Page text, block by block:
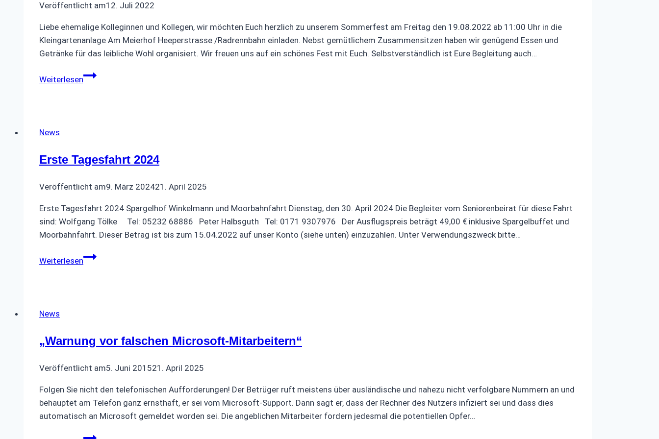
Veröffentlicht am12. Juli 2022
Liebe ehemalige Kolleginnen und Kollegen, wir möchten Euch herzlich zu unserem Sommerfest am Freitag den 19.08.2022 ab 11:00 Uhr in die
Kleingartenanlage Am Meierhof Heeperstrasse /Radrennbahn einladen. Nebst gemütlichem Zusammensitzen haben wir genügend Essen und
Getränke für das leibliche Wohl organisiert. Wir freuen uns auf ein schönes Fest mit Euch. Selbstverständlich ist Eure Begleitung auch…
WeiterlesenSommerfest
News
Erste Tagesfahrt 2024
Veröffentlicht am9. März 202421. April 2025
Erste Tagesfahrt 2024 Spargelhof Winkelmann und Moorbahnfahrt Dienstag, den 30. April 2024 Die Begleiter vom Seniorenbeirat für diese Fahrt
sind: Wolfgang Tölke Tel: 05232 68886 Peter Halbsguth Tel: 0171 9307976 Der Ausflugspreis beträgt 49,00 € inklusive Spargelbuffet und
Moorbahnfahrt. Dieser Betrag ist bis zum 15.04.2022 auf unser Konto (siehe unten) einzuzahlen. Unter Verwendungszweck bitte…
WeiterlesenErste
News
„Warnung vor falschen Microsoft-Mitarbeitern“
Veröffentlicht am5. Juni 201521. April 2025
Folgen Sie nicht den telefonischen Aufforderungen! Der Betrüger ruft meistens über ausländische und nahezu nicht verfolgbare Nummern an und
behauptet am Telefon ganz ernsthaft, er sei vom Microsoft-Support. Dann sagt er, dass der Rechner des Nutzers infiziert sei und dass dies
automatisch an Microsoft gemeldet worden sei. Die angeblichen Mitarbeiter fordern jedesmal die potentiellen Opfer…
„Warnung